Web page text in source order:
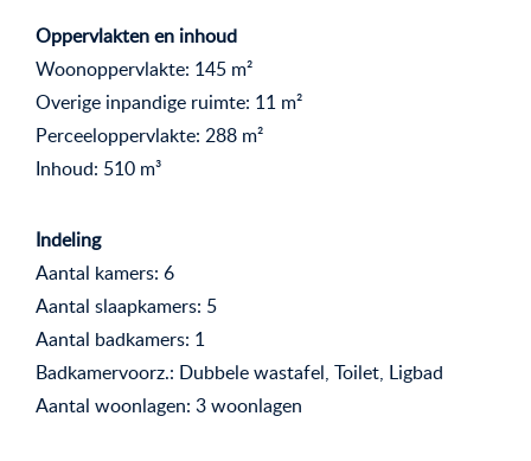
Oppervlakten en inhoud
Woonoppervlakte: 145 m²
Overige inpandige ruimte: 11 m²
Perceeloppervlakte: 288 m²
Inhoud: 510 m³
Indeling
Aantal kamers: 6
Aantal slaapkamers: 5
Aantal badkamers: 1
Badkamervoorz.: Dubbele wastafel, Toilet, Ligbad
Aantal woonlagen: 3 woonlagen